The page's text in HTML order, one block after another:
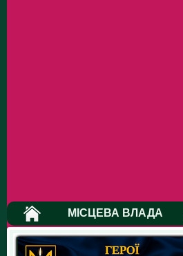
МІСЦЕВА ВЛАДА